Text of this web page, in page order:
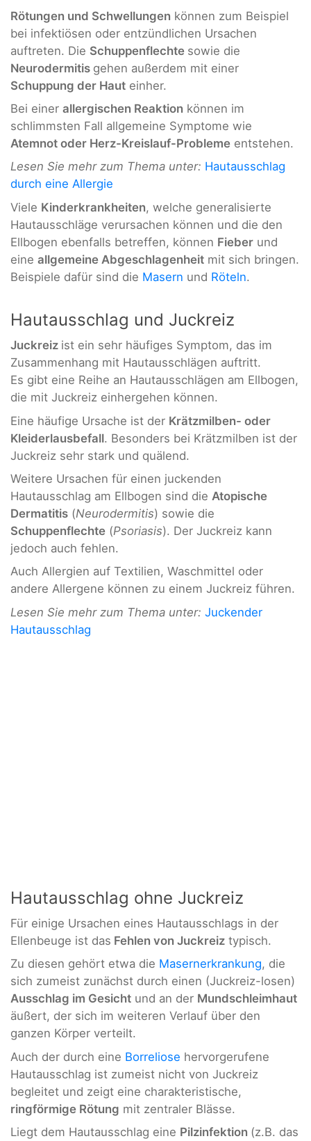
Rötungen und Schwellungen können zum Beispiel
bei infektiösen oder entzündlichen Ursachen
auftreten. Die Schuppenflechte sowie die
Neurodermitis gehen außerdem mit einer
Schuppung der Haut einher.
Bei einer allergischen Reaktion können im
schlimmsten Fall allgemeine Symptome wie
Atemnot oder Herz-Kreislauf-Probleme entstehen.
Lesen Sie mehr zum Thema unter: Hautausschlag
durch eine Allergie
Viele Kinderkrankheiten, welche generalisierte
Hautausschläge verursachen können und die den
Ellbogen ebenfalls betreffen, können Fieber und
eine allgemeine Abgeschlagenheit mit sich bringen.
Beispiele dafür sind die Masern und Röteln.
Hautausschlag und Juckreiz
Juckreiz ist ein sehr häufiges Symptom, das im
Zusammenhang mit Hautausschlägen auftritt.
Es gibt eine Reihe an Hautausschlägen am Ellbogen,
die mit Juckreiz einhergehen können.
Eine häufige Ursache ist der Krätzmilben- oder
Kleiderlausbefall. Besonders bei Krätzmilben ist der
Juckreiz sehr stark und quälend.
Weitere Ursachen für einen juckenden
Hautausschlag am Ellbogen sind die Atopische
Dermatitis (Neurodermitis) sowie die
Schuppenflechte (Psoriasis). Der Juckreiz kann
jedoch auch fehlen.
Auch Allergien auf Textilien, Waschmittel oder
andere Allergene können zu einem Juckreiz führen.
Lesen Sie mehr zum Thema unter: Juckender
Hautausschlag
Hautausschlag ohne Juckreiz
Für einige Ursachen eines Hautausschlags in der
Ellenbeuge ist das Fehlen von Juckreiz typisch.
Zu diesen gehört etwa die Masernerkrankung, die
sich zumeist zunächst durch einen (Juckreiz-losen)
Ausschlag im Gesicht und an der Mundschleimhaut
äußert, der sich im weiteren Verlauf über den
ganzen Körper verteilt.
Auch der durch eine Borreliose hervorgerufene
Hautausschlag ist zumeist nicht von Juckreiz
begleitet und zeigt eine charakteristische,
ringförmige Rötung mit zentraler Blässe.
Liegt dem Hautausschlag eine Pilzinfektion (z.B. das